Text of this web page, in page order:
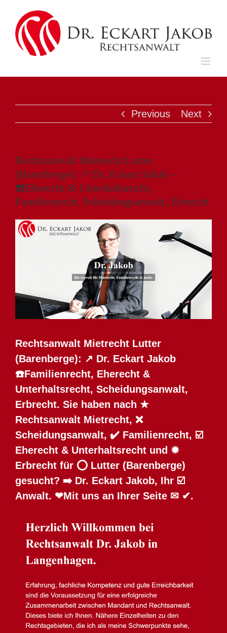
content
Previous Next
Rechtsanwalt Mietrecht Lutter
(Barenberge): ↗️ Dr. Eckart Jakob –
☎️Eherecht & Unterhaltsrecht,
Familienrecht, Scheidungsanwalt, Erbrecht
Rechtsanwalt Mietrecht Lutter
(Barenberge): ↗️ Dr. Eckart Jakob
☎️Familienrecht, Eherecht &
Unterhaltsrecht, Scheidungsanwalt,
Erbrecht. Sie haben nach ★
Rechtsanwalt Mietrecht, ❌
Scheidungsanwalt, ✔️ Familienrecht, ☑️
Eherecht & Unterhaltsrecht und ✹
Erbrecht für ⭕ Lutter (Barenberge)
gesucht? ➡️ Dr. Eckart Jakob, Ihr ☑️
Anwalt. ❤Mit uns an Ihrer Seite ✉ ✔.